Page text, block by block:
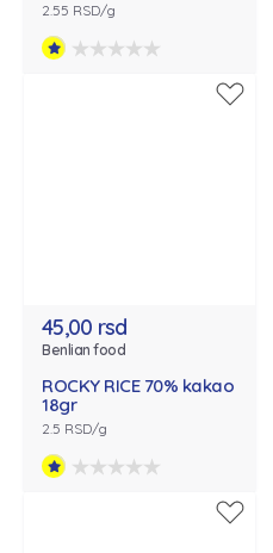
2.55 RSD/g
45,00 rsd
Benlian food
ROCKY RICE 70% kakao
18gr
2.5 RSD/g